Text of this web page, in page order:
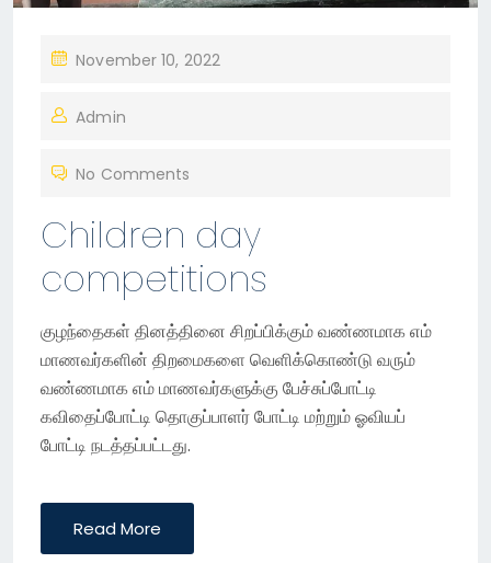
P
S
E
O
N
November 10, 2022
Admin
No Comments
Children day
competitions
குழந்தைகள் தினத்தினை சிறப்பிக்கும் வண்ணமாக எம்
மாணவர்களின் திறமைகளை வெளிக்கொண்டு வரும்
வண்ணமாக எம் மாணவர்களுக்கு பேச்சுப்போட்டி
கவிதைப்போட்டி தொகுப்பாளர் போட்டி மற்றும் ஓவியப்
போட்டி நடத்தப்பட்டது.
Read More